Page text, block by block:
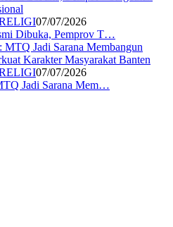
07/07/2026
Dibuka, Pemprov T…
07/07/2026
Jadi Sarana Mem…